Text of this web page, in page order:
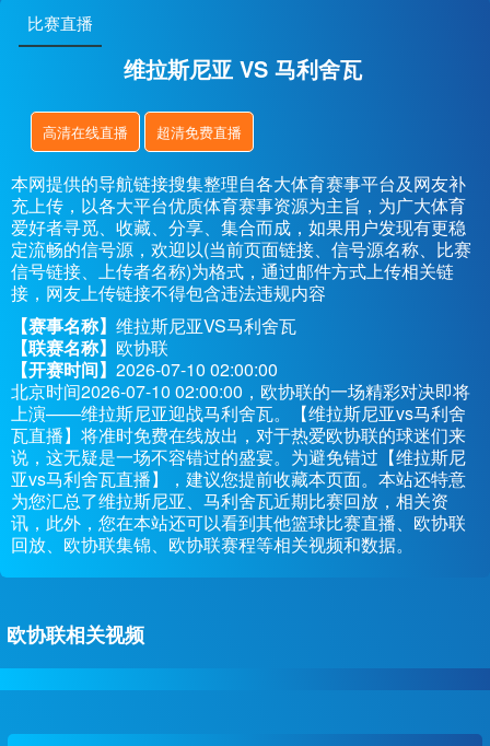
比赛直播
维拉斯尼亚 VS 马利舍瓦
高清在线直播 超清免费直播
本网提供的导航链接搜集整理自各大体育赛事平台及网友补
充上传，以各大平台优质体育赛事资源为主旨，为广大体育
爱好者寻觅、收藏、分享、集合而成，如果用户发现有更稳
定流畅的信号源，欢迎以(当前页面链接、信号源名称、比赛
信号链接、上传者名称)为格式，通过邮件方式上传相关链
接，网友上传链接不得包含违法违规内容
【赛事名称】 维拉斯尼亚VS马利舍瓦
【联赛名称】 欧协联
【开赛时间】 2026-07-10 02:00:00
北京时间2026-07-10 02:00:00，欧协联的一场精彩对决即将
上演——维拉斯尼亚迎战马利舍瓦。【维拉斯尼亚vs马利舍
瓦直播】将准时免费在线放出，对于热爱欧协联的球迷们来
说，这无疑是一场不容错过的盛宴。为避免错过【维拉斯尼
亚vs马利舍瓦直播】，建议您提前收藏本页面。本站还特意
为您汇总了维拉斯尼亚、马利舍瓦近期比赛回放，相关资
讯，此外，您在本站还可以看到其他篮球比赛直播、欧协联
回放、欧协联集锦、欧协联赛程等相关视频和数据。
欧协联相关视频